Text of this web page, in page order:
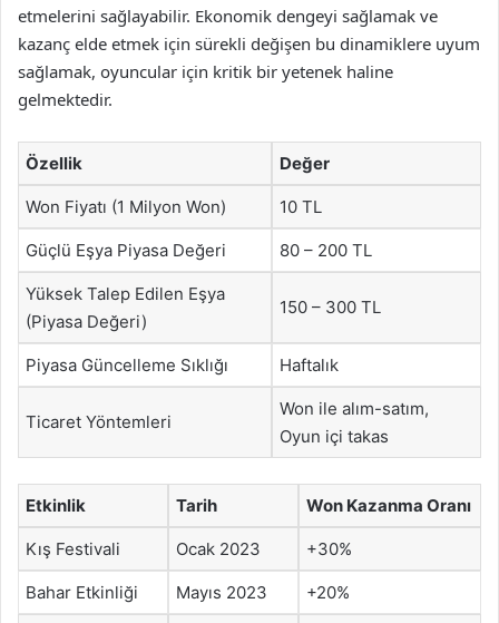
etmelerini sağlayabilir. Ekonomik dengeyi sağlamak ve
kazanç elde etmek için sürekli değişen bu dinamiklere uyum
sağlamak, oyuncular için kritik bir yetenek haline
gelmektedir.
Özellik Değer
Won Fiyatı (1 Milyon Won) 10 TL
Güçlü Eşya Piyasa Değeri 80 – 200 TL
Yüksek Talep Edilen Eşya
(Piyasa Değeri)
150 – 300 TL
Piyasa Güncelleme Sıklığı Haftalık
Ticaret Yöntemleri
Won ile alım-satım,
Oyun içi takas
Etkinlik Tarih Won Kazanma Oranı
Kış Festivali Ocak 2023 +30%
Bahar Etkinliği Mayıs 2023 +20%